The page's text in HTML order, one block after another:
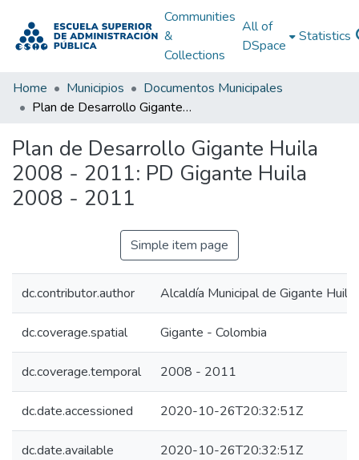
Communities
&
Collections
All of
DSpace
Statistics
Home Municipios
Documentos Municipales
Plan de Desarrollo Gigante Huila 2008 - 2011: PD Gigante Huila 2008 - 2011
Plan de Desarrollo Gigante Huila
2008 - 2011: PD Gigante Huila
2008 - 2011
Simple item page
dc.contributor.author Alcaldía Municipal de Gigante Huila
dc.coverage.spatial Gigante - Colombia
dc.coverage.temporal 2008 - 2011
dc.date.accessioned 2020-10-26T20:32:51Z
dc.date.available 2020-10-26T20:32:51Z